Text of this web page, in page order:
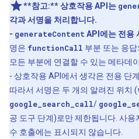
**참고:**상호작용 API는
각과 서명을 처리합니다.
- generateContent API에는 전용
명은 functionCall 부분 또는 응
모든 부분에 연결할 수 있는 메타데
- 상호작용 API에서 생각은 전용 단
따라서 서명은 두 개의 알려진 위치 (
google_search_call/
공 도구 단계)로만 제한됩니다. 사
수 호출에는 표시되지 않습니다.